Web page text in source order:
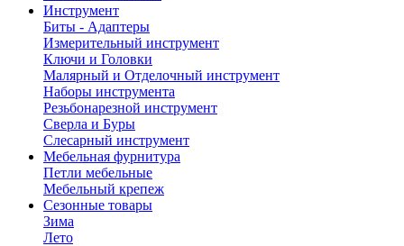
Инструмент
Биты - Адаптеры
Измерительный инструмент
Ключи и Головки
Малярный и Отделочный инструмент
Наборы инструмента
Резьбонарезной инструмент
Сверла и Буры
Слесарный инструмент
Мебельная фурнитура
Петли мебельные
Мебельный крепеж
Сезонные товары
Зима
Лето